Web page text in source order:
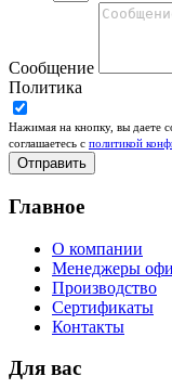
Сообщение
Политика
Нажимая на кнопку, вы даете
соглашаетесь c политикой
Отправить
Главное
О компании
Менеджеры
Производство
Сертификаты
Контакты
Для вас